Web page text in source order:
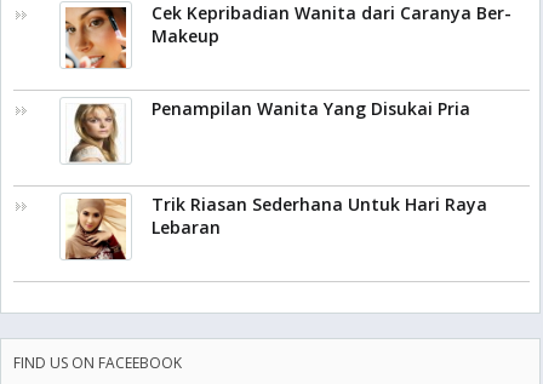
Cek Kepribadian Wanita dari Caranya Ber-
Makeup
Penampilan Wanita Yang Disukai Pria
Trik Riasan Sederhana Untuk Hari Raya
Lebaran
FIND US ON FACEEBOOK